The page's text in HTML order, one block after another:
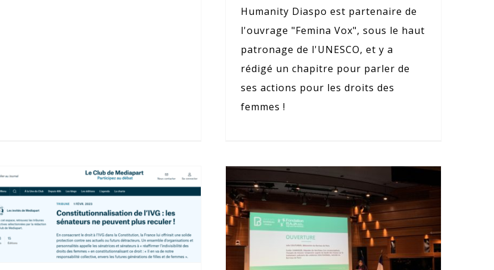
Humanity Diaspo est partenaire de
l'ouvrage "Femina Vox", sous le haut
patronage de l'UNESCO, et y a
rédigé un chapitre pour parler de
ses actions pour les droits des
femmes !
Tribune Médiapart –
« Constitutionnalisation de l’IVG : les
sénateurs ne peuvent plus reculer
! »
Colloque « Prise en charge des
violences conjugales et intra-
familiales en France : vers une justice